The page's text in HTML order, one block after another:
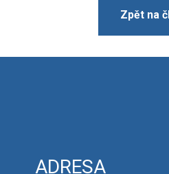
Zpět na
ADRESA